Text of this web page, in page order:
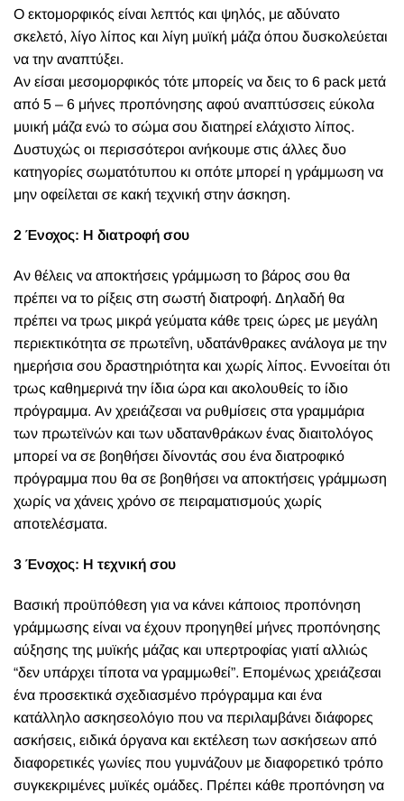
Ο εκτομορφικός είναι λεπτός και ψηλός, με αδύνατο
σκελετό, λίγο λίπος και λίγη μυϊκή μάζα όπου δυσκολεύεται
να την αναπτύξει.
Αν είσαι μεσομορφικός τότε μπορείς να δεις το 6 pack μετά
από 5 – 6 μήνες προπόνησης αφού αναπτύσσεις εύκολα
μυική μάζα ενώ το σώμα σου διατηρεί ελάχιστο λίπος.
Δυστυχώς οι περισσότεροι ανήκουμε στις άλλες δυο
κατηγορίες σωματότυπου κι οπότε μπορεί η γράμμωση να
μην οφείλεται σε κακή τεχνική στην άσκηση.
2 Ένοχος: Η διατροφή σου
Αν θέλεις να αποκτήσεις γράμμωση το βάρος σου θα
πρέπει να το ρίξεις στη σωστή διατροφή. Δηλαδή θα
πρέπει να τρως μικρά γεύματα κάθε τρεις ώρες με μεγάλη
περιεκτικότητα σε πρωτεΐνη, υδατάνθρακες ανάλογα με την
ημερήσια σου δραστηριότητα και χωρίς λίπος. Εννοείται ότι
τρως καθημερινά την ίδια ώρα και ακολουθείς το ίδιο
πρόγραμμα. Αν χρειάζεσαι να ρυθμίσεις στα γραμμάρια
των πρωτεϊνών και των υδατανθράκων ένας διαιτολόγος
μπορεί να σε βοηθήσει δίνοντάς σου ένα διατροφικό
πρόγραμμα που θα σε βοηθήσει να αποκτήσεις γράμμωση
χωρίς να χάνεις χρόνο σε πειραματισμούς χωρίς
αποτελέσματα.
3 Ένοχος: Η τεχνική σου
Βασική προϋπόθεση για να κάνει κάποιος προπόνηση
γράμμωσης είναι να έχουν προηγηθεί μήνες προπόνησης
αύξησης της μυϊκής μάζας και υπερτροφίας γιατί αλλιώς
“δεν υπάρχει τίποτα να γραμμωθεί”. Επομένως χρειάζεσαι
ένα προσεκτικά σχεδιασμένο πρόγραμμα και ένα
κατάλληλο ασκησεολόγιο που να περιλαμβάνει διάφορες
ασκήσεις, ειδικά όργανα και εκτέλεση των ασκήσεων από
διαφορετικές γωνίες που γυμνάζουν με διαφορετικό τρόπο
συγκεκριμένες μυϊκές ομάδες. Πρέπει κάθε προπόνηση να